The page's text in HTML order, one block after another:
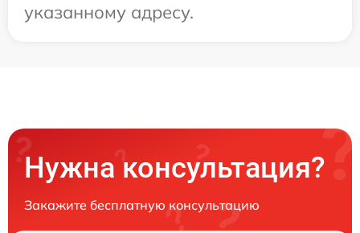
указанному адресу.
Нужна консультация?
Закажите бесплатную консультацию